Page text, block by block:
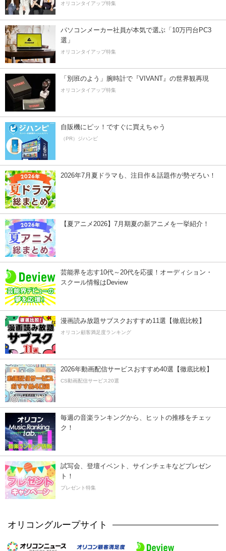
オリコンタイアップ特集
パソコンメーカー社員が本気で選ぶ「10万円台PC3
選」
オリコンタイアップ特集
「別班のよう」腕時計で『VIVANT』の世界観再現
オリコンタイアップ特集
自販機にピッ！ですぐに買えちゃう
（PR）ジハンピ
2026年7月夏ドラマも、注目作＆話題作が勢ぞろい！
【夏アニメ2026】7月期夏の新アニメを一挙紹介！
芸能界を志す10代～20代を応援！オーディション・
スクール情報はDeview
漫画読み放題サブスクおすすめ11選【徹底比較】
オリコン顧客満足度ランキング
2026年動画配信サービスおすすめ40選【徹底比較】
CS動画配信サービス20選
毎週の音楽ランキングから、ヒットの推移をチェッ
ク！
試写会、登壇イベント、サインチェキなどプレゼン
ト！
プレゼント特集
オリコングループサイト